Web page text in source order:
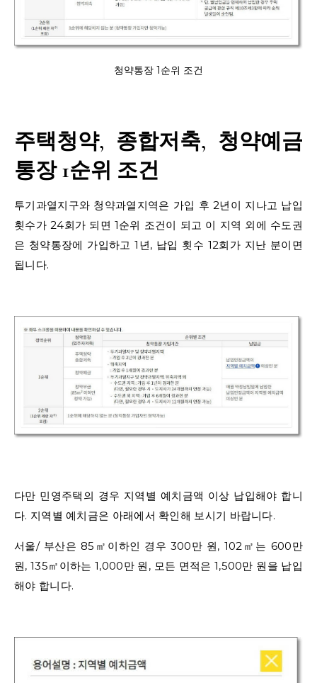
청약통장 1순위 조건
주택청약, 종합저축, 청약예금
통장 1순위 조건
투기과열지구와 청약과열지역은 가입 후 2년이 지나고 납입
횟수가 24회가 되면 1순위 조건이 되고 이 지역 외에 수도권
은 청약통장에 가입하고 1년, 납입 횟수 12회가 지난 분이면
됩니다.
다만 민영주택의 경우 지역별 예치금액 이상 납입해야 합니
다. 지역별 예치금은 아래에서 확인해 보시기 바랍니다.
서울/ 부산은 85㎡이하인 경우 300만 원, 102㎡는 600만
원, 135㎡이하는 1,000만 원, 모든 면적은 1,500만 원을 납입
해야 합니다.